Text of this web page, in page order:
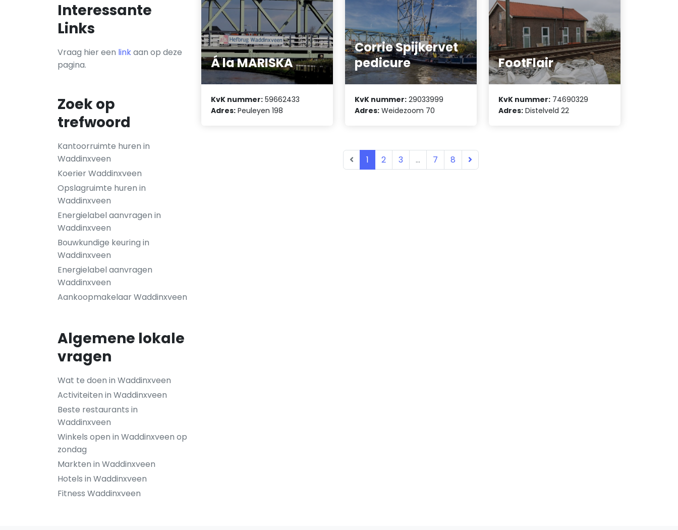
Interessante
Links
Vraag hier een linkaan op deze
pagina.
Zoek op
trefwoord
Kantoorruimte huren in
Waddinxveen
Koerier Waddinxveen
Opslagruimte huren in
Waddinxveen
Energielabel aanvragen in
Waddinxveen
Bouwkundige keuring in
Waddinxveen
Energielabel aanvragen
Waddinxveen
Aankoopmakelaar Waddinxveen
Algemene lokale
vragen
Wat te doen in Waddinxveen
Activiteiten in Waddinxveen
Beste restaurants in
Waddinxveen
Winkels open in Waddinxveen op
zondag
Markten in Waddinxveen
Hotels in Waddinxveen
Fitness Waddinxveen
Á la MARISKA
KvK nummer: 59662433
Adres: Peuleyen 198
Corrie Spijkervet
pedicure
KvK nummer: 29033999
Adres: Weidezoom 70
FootFlair
KvK nummer: 74690329
Adres: Distelveld 22
1 2 3 ... 7 8